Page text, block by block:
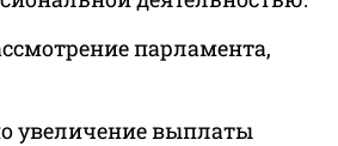
парламента,
увеличение выплаты